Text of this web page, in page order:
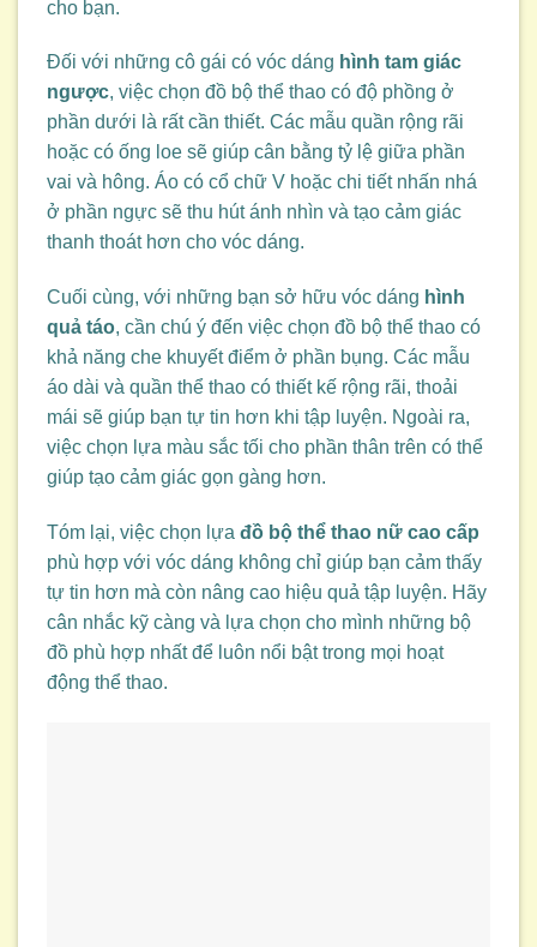
cho bạn.
Đối với những cô gái có vóc dáng hình tam giác
ngược, việc chọn đồ bộ thể thao có độ phồng ở
phần dưới là rất cần thiết. Các mẫu quần rộng rãi
hoặc có ống loe sẽ giúp cân bằng tỷ lệ giữa phần
vai và hông. Áo có cổ chữ V hoặc chi tiết nhấn nhá
ở phần ngực sẽ thu hút ánh nhìn và tạo cảm giác
thanh thoát hơn cho vóc dáng.
Cuối cùng, với những bạn sở hữu vóc dáng hình
quả táo, cần chú ý đến việc chọn đồ bộ thể thao có
khả năng che khuyết điểm ở phần bụng. Các mẫu
áo dài và quần thể thao có thiết kế rộng rãi, thoải
mái sẽ giúp bạn tự tin hơn khi tập luyện. Ngoài ra,
việc chọn lựa màu sắc tối cho phần thân trên có thể
giúp tạo cảm giác gọn gàng hơn.
Tóm lại, việc chọn lựa đồ bộ thể thao nữ cao cấp
phù hợp với vóc dáng không chỉ giúp bạn cảm thấy
tự tin hơn mà còn nâng cao hiệu quả tập luyện. Hãy
cân nhắc kỹ càng và lựa chọn cho mình những bộ
đồ phù hợp nhất để luôn nổi bật trong mọi hoạt
động thể thao.